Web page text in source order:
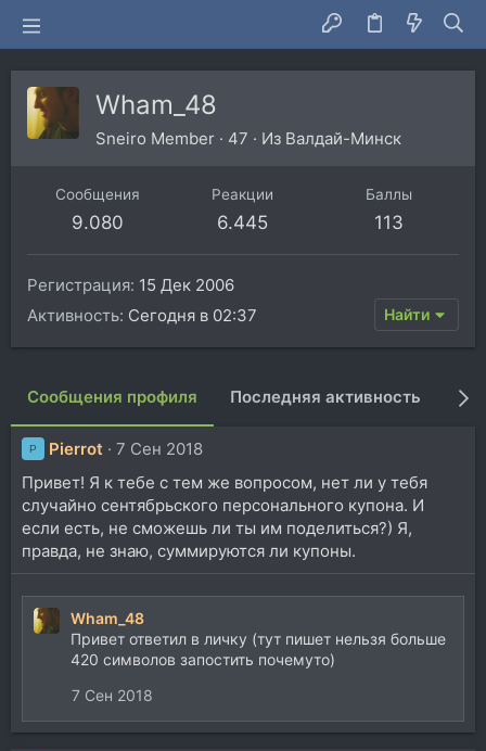
Wham_48
Sneiro Member · 47 · Из Валдай-Минск
Сообщения
9.080
Реакции
6.445
Баллы
113
Регистрация 15 Дек 2006
Активность Сегодня в 02:37 Найти
Сообщения профиля Последняя активность
P Pierrot
7 Сен 2018
Привет! Я к тебе с тем же вопросом, нет ли у тебя
случайно сентябрьского персонального купона. И
если есть, не сможешь ли ты им поделиться?) Я,
правда, не знаю, суммируются ли купоны.
Wham_48
Привет ответил в личку (тут пишет нельзя больше
420 символов запостить почемуто)
7 Сен 2018